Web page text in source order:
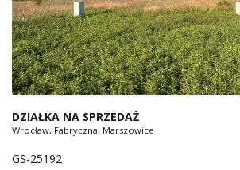
DZIAŁKA NA SPRZEDAŻ
Wrocław, Fabryczna, Marszowice
GS-25192